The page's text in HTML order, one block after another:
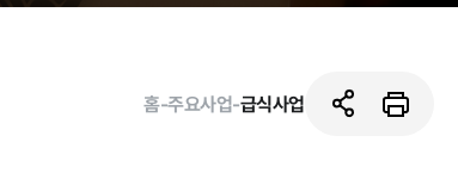
홈-주요사업-급식사업